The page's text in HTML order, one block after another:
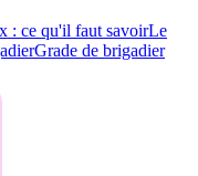
: ce qu'il faut savoirLe
Grade de brigadier